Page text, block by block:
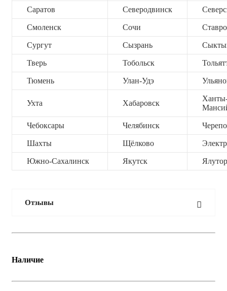
Саратов Северодвинск
Смоленск Сочи
Сургут Сызрань
Тверь Тобольск
Тюмень Улан-Удэ
Ухта Хабаровск
Чебоксары Челябинск
Шахты Щёлково
Южно-Сахалинск Якутск
Отзывы
Наличие